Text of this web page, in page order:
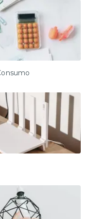
DE CHECK-IN
senha da porta, entre
permitidas mediante
ao time de atendimento.
disponível de segunda à
domingos e feriados das
com atendimento
cada detalhe para
moradores. Se